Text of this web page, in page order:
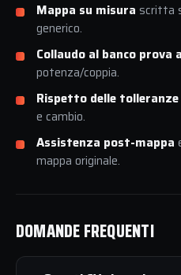
Mappa su misura scritta
generico.
Collaudo al banco prova
potenza/coppia.
Rispetto delle tolleranze
e cambio.
Assistenza post-mappa
mappa originale.
DOMANDE FREQUENTI